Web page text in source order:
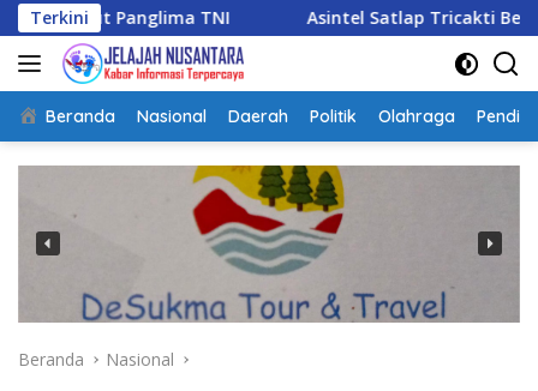
Langsung
ke
konten
TerkiniTNI Asintel Satlap Tricakti Beri Penjelasan
Beranda Nasional Daerah Politik Olahraga
Beranda Nasional